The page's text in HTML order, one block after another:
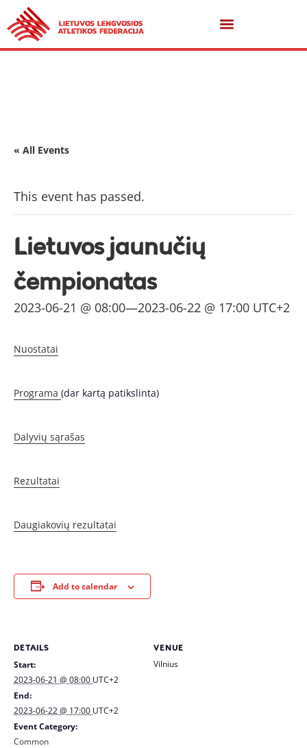
« All Events
This event has passed.
Lietuvos jaunučių
čempionatas
2023-06-21 @ 08:00—2023-06-22 @ 17:00 UTC+2
Nuostatai
Programa (dar kartą patikslinta)
Dalyvių sąrašas
Rezultatai
Daugiakovių rezultatai
Add to calendar
DETAILS
Start:
2023-06-21 @ 08:00 UTC+2
End:
2023-06-22 @ 17:00 UTC+2
Event Category:
Common
VENUE
Vilnius